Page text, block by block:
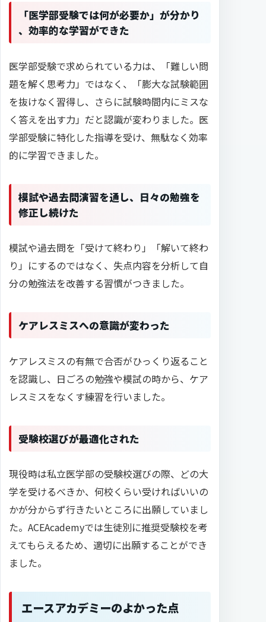
「医学部受験では何が必要か」が分かり
、効率的な学習ができた
医学部受験で求められている力は、「難しい問
題を解く思考力」ではなく、「膨大な試験範囲
を抜けなく習得し、さらに試験時間内にミスな
く答えを出す力」だと認識が変わりました。医
学部受験に特化した指導を受け、無駄なく効率
的に学習できました。
模試や過去問演習を通し、日々の勉強を
修正し続けた
模試や過去問を「受けて終わり」「解いて終わ
り」にするのではなく、失点内容を分析して自
分の勉強法を改善する習慣がつきました。
ケアレスミスへの意識が変わった
ケアレスミスの有無で合否がひっくり返ること
を認識し、日ごろの勉強や模試の時から、ケア
レスミスをなくす練習を行いました。
受験校選びが最適化された
現役時は私立医学部の受験校選びの際、どの大
学を受けるべきか、何校くらい受ければいいの
かが分からず行きたいところに出願していまし
た。ACEAcademyでは生徒別に推奨受験校を考
えてもらえるため、適切に出願することができ
ました。
エースアカデミーのよかった点